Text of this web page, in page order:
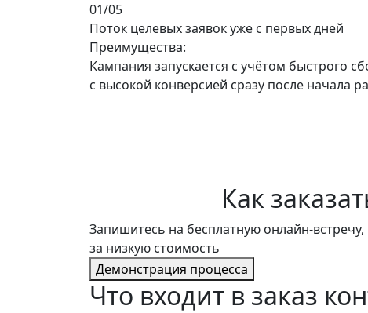
01/05
Поток целевых заявок уже с первых дней
Преимущества:
Кампания запускается с учётом быстрого
с высокой конверсией сразу после начала
Как
Запишитесь на бесплатную онлайн-встречу,
за низкую стоимость
Демонстрация процесса
Что входит в заказ